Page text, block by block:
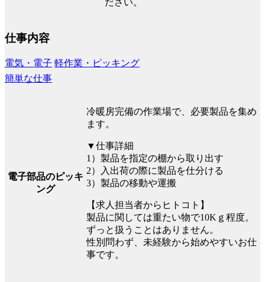
仕事内容
電気・電子 軽作業・ピッキング
簡単な仕事
電子部品のピッキ
ング
冷暖房完備の作業場で、必要製品を集め
ます。
▼仕事詳細
1）製品を指定の棚から取り出す
2）入出荷の際に製品を仕分ける
3）製品の移動や運搬
【求人担当者からヒトコト】
製品に関しては重たい物で10Kｇ程度。
ずっと扱うことはありません。
性別問わず、未経験から始めやすいお仕
事です。